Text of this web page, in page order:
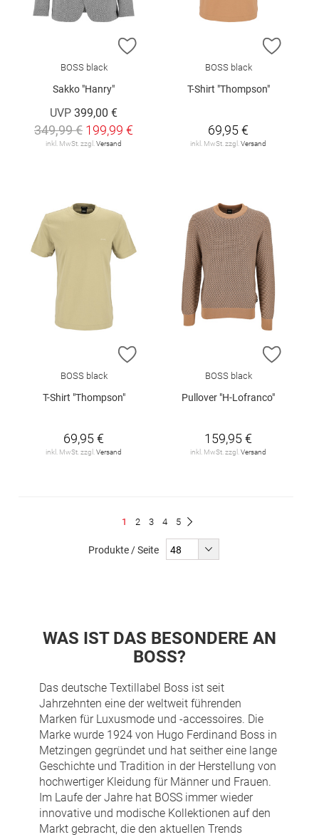
ZUR WUNSCHLISTE HINZUFÜGEN
BOSS black
Sakko "Hanry"
UVP 399,00 €
349,99 € 199,99 €
inkl. MwSt. zzgl.Versand
ZUR
BOSS black
T-Shirt "Thompson"
69,95 €
inkl. MwSt. zzgl.Versand
ZUR WUNSCHLISTE HINZUFÜGEN
BOSS black
T-Shirt "Thompson"
69,95 €
inkl. MwSt. zzgl.Versand
ZUR
BOSS black
Pullover "H-Lofranco"
159,95 €
inkl. MwSt. zzgl.Versand
Du
1 Seite
2 Seite
3 Seite
4 Seite
5
Produkte / Seite
WAS IST DAS BESONDERE AN
BOSS?
Das deutsche Textillabel Boss ist seit
Jahrzehnten eine der weltweit führenden
Marken für Luxusmode und -accessoires. Die
Marke wurde 1924 von Hugo Ferdinand Boss in
Metzingen gegründet und hat seither eine lange
Geschichte und Tradition in der Herstellung von
hochwertiger Kleidung für Männer und Frauen.
Im Laufe der Jahre hat BOSS immer wieder
innovative und modische Kollektionen auf den
Markt gebracht, die den aktuellen Trends